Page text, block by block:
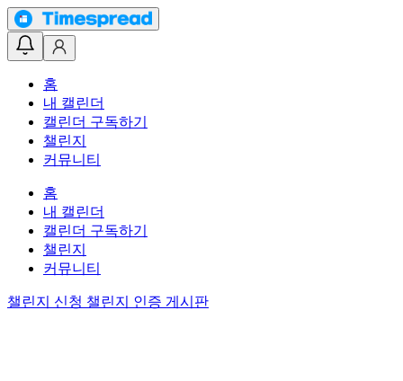
홈
내 캘린더
캘린더 구독하기
챌린지
커뮤니티
홈
내 캘린더
캘린더 구독하기
챌린지
커뮤니티
챌린지 신청 챌린지 인증 게시판